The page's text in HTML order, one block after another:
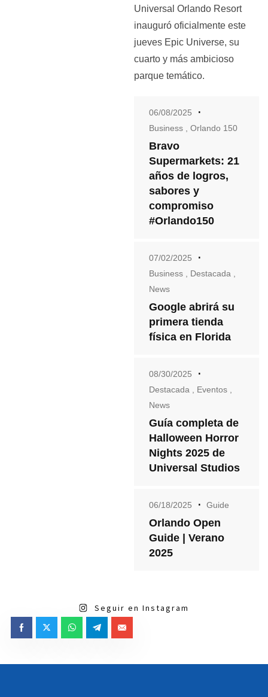
Universal Orlando Resort
inauguró oficialmente este
jueves Epic Universe, su
cuarto y más ambicioso
parque temático.
06/08/2025
Business , Orlando 150
Bravo
Supermarkets: 21
años de logros,
sabores y
compromiso
#Orlando150
07/02/2025
Business , Destacada ,
News
Google abrirá su
primera tienda
física en Florida
08/30/2025
Destacada , Eventos ,
News
Guía completa de
Halloween Horror
Nights 2025 de
Universal Studios
06/18/2025 Guide
Orlando Open
Guide | Verano
2025
Seguir en Instagram